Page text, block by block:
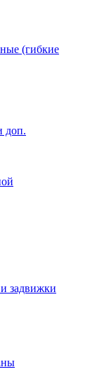
(гибкие
доп.
задвижки